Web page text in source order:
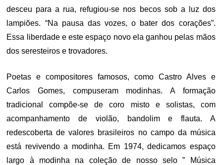
desceu para a rua, refugiou-se nos becos sob a luz dos
lampiões. “Na pausa das vozes, o bater dos corações”.
Essa liberdade e este espaço novo ela ganhou pelas mãos
dos seresteiros e trovadores.
Poetas e compositores famosos, como Castro Alves e
Carlos Gomes, compuseram modinhas. A formação
tradicional compõe-se de coro misto e solistas, com
acompanhamento de violão, bandolim e flauta. A
redescoberta de valores brasileiros no campo da música
está revivendo a modinha. Em 1974, dedicamos espaço
largo à modinha na coleção de nosso selo ” Música